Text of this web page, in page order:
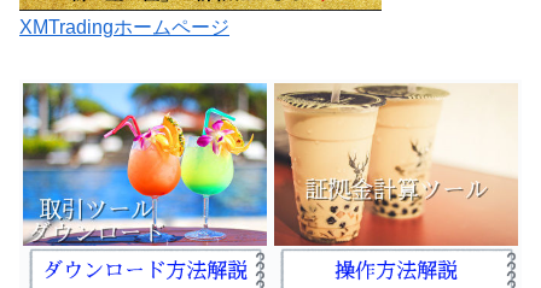
XMTradingホームページ